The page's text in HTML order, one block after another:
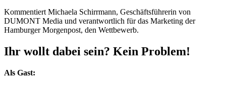
Kommentiert Michaela Schirrmann, Geschäftsführerin von
DUMONT Media und verantwortlich für das Marketing der
Hamburger Morgenpost, den Wettbewerb.
Ihr wollt dabei sein? Kein Problem!
Als Gast: